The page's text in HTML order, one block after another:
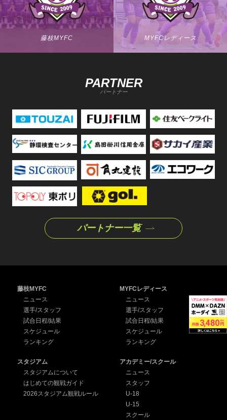
藤枝MYFC MYFCレディース
PARTNER
パートナー
パートナー一覧
藤枝MYFC
ニュース
選手/スタッフ
試合日程/結果
スケジュール
ランキング
MYFCレディース
ニュース
選手/スタッフ
試合日程/結果
スケジュール
ランキング
スタジアム
スタジアムについて
はじめての観戦ガイド
2026スタジアム観戦ルール
アカデミー/スクール
ニュース
スタッフ
U-18
U-15
スクール